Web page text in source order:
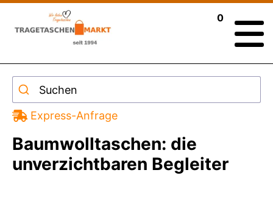
0
Suchen
Express-Anfrage
Baumwolltaschen: die
unverzichtbaren Begleiter